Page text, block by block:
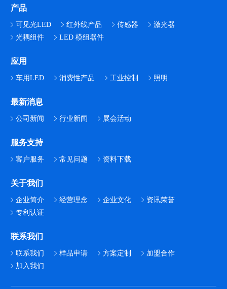
产品
可见光LED 红外线产品 传感器
激光器
光耦组件
LED 模组器件
应用
车用LED 消费性产品 工业控制 照明
最新消息
公司新闻 行业新闻 展会活动
服务支持
客户服务 常见问题 资料下载
关于我们
企业简介 经营理念 企业文化
资讯荣誉
专利认证
联系我们
联系我们 样品申请 方案定制
加盟合作
加入我们